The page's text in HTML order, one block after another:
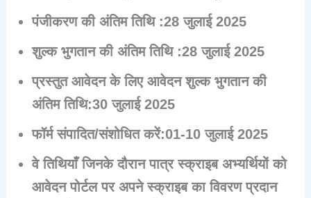
पंजीकरण की अंतिम तिथि :28 जुलाई 2025
शुल्क भुगतान की अंतिम तिथि :28 जुलाई 2025
प्रस्तुत आवेदन के लिए आवेदन शुल्क भुगतान की
अंतिम तिथि:30 जुलाई 2025
फॉर्म संपादित/संशोधित करें:01-10 जुलाई 2025
वे तिथियाँ जिनके दौरान पात्र स्क्राइब अभ्यर्थियों को
आवेदन पोर्टल पर अपने स्क्राइब का विवरण प्रदान